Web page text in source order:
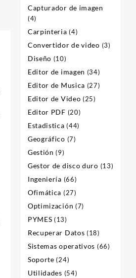
Capturador de imagen
(4)
Carpinteria (4)
Convertidor de video (3)
Diseño (10)
Editor de imagen (34)
Editor de Musica (27)
Editor de Video (25)
Editor PDF (20)
Estadistica (44)
Geográfico (7)
Gestión (9)
Gestor de disco duro (13)
Ingeniería (66)
Ofimática (27)
Optimización (7)
PYMES (13)
Recuperar Datos (18)
Sistemas operativos (66)
Soporte (24)
Utilidades (54)